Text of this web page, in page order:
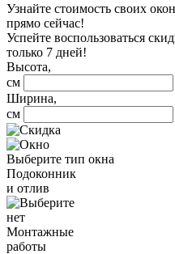
Узнайте стоимость своих
прямо сейчас!
Успейте воспользоваться
только 7 дней!
Высота,
см
Ширина,
см
Выберите тип окна
Подоконник
и отлив
нет
Монтажные
работы